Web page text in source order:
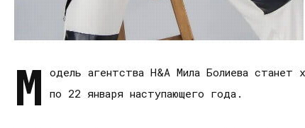
М одель агентства H&A Мила Болиева
по 22 января наступающего года.